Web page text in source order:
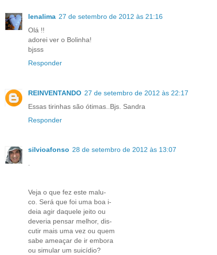
lenalima 27 de setembro de 2012 às 21:16
Olá !!
adorei ver o Bolinha!
bjsss
Responder
REINVENTANDO 27 de setembro de 2012 às 22:17
Essas tirinhas são ótimas..Bjs. Sandra
Responder
silvioafonso 28 de setembro de 2012 às 13:07
.
Veja o que fez este malu-
co. Será que foi uma boa i-
deia agir daquele jeito ou
deveria pensar melhor, dis-
cutir mais uma vez ou quem
sabe ameaçar de ir embora
ou simular um suicídio?